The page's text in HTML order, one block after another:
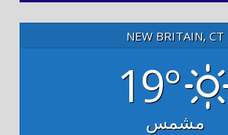
NEW BRITAIN, CT
19°
مشمس